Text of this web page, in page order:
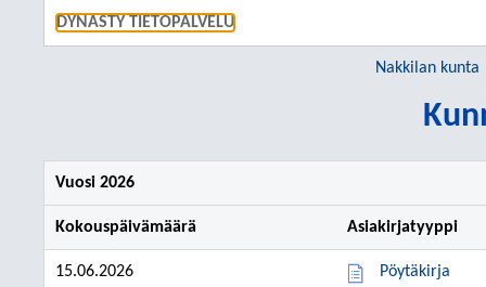
DYNASTY TIETOPALVELU
Nakkilan kunta
Vuosi 2026
Kokouspäivämäärä Asiakirjatyyppi
15.06.2026 Pöytäkirja